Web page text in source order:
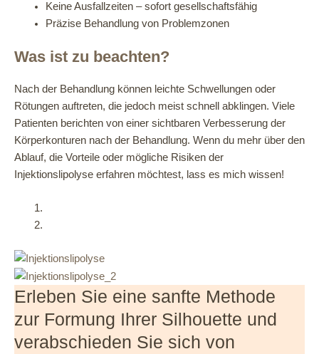
Keine Ausfallzeiten – sofort gesellschaftsfähig
Präzise Behandlung von Problemzonen
Was ist zu beachten?
Nach der Behandlung können leichte Schwellungen oder
Rötungen auftreten, die jedoch meist schnell abklingen. Viele
Patienten berichten von einer sichtbaren Verbesserung der
Körperkonturen nach der Behandlung. Wenn du mehr über den
Ablauf, die Vorteile oder mögliche Risiken der
Injektionslipolyse erfahren möchtest, lass es mich wissen!
Erleben Sie eine sanfte Methode
zur Formung Ihrer Silhouette und
verabschieden Sie sich von